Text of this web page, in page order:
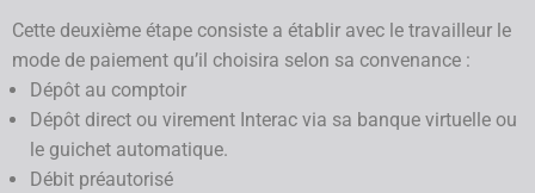
Cette deuxième étape consiste a établir avec le travailleur le
mode de paiement qu’il choisira selon sa convenance :
Dépôt au comptoir
Dépôt direct ou virement Interac via sa banque virtuelle ou
le guichet automatique.
Débit préautorisé